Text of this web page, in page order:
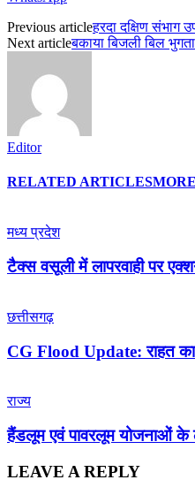
Previous articleहरदा दक्षिण
Next articleबकाया बिजली बिल
Editor
RELATED ARTICLES
मध्य प्रदेश
टैक्स वसूली में लापरवाही पर
छत्तीसगढ़
CG Flood Update: राहत
राज्य
हैंडलूम एवं पावरलूम योजनाओं के
LEAVE A REPLY